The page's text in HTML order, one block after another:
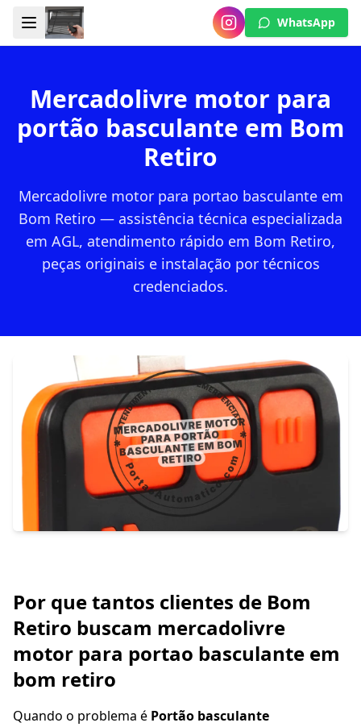
WhatsApp
Mercadolivre motor para
portão basculante em Bom
Retiro
Mercadolivre motor para portao basculante em
Bom Retiro — assistência técnica especializada
em AGL, atendimento rápido em Bom Retiro,
peças originais e instalação por técnicos
credenciados.
Por que tantos clientes de Bom
Retiro buscam mercadolivre
motor para portao basculante em
bom retiro
Quando o problema é Portão basculante